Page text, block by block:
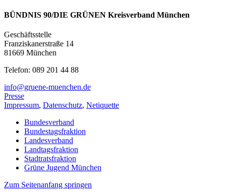
BÜNDNIS 90/DIE GRÜNEN Kreisverband München
Geschäftsstelle
Franziskanerstraße 14
81669 München
Telefon: 089 201 44 88
info@gruene-muenchen.de
Presse
Impressum, Datenschutz, Netiquette
Bundesverband
Bundestagsfraktion
Landesverband
Landtagsfraktion
Stadtratsfraktion
Grüne Jugend München
Zum Seitenanfang springen